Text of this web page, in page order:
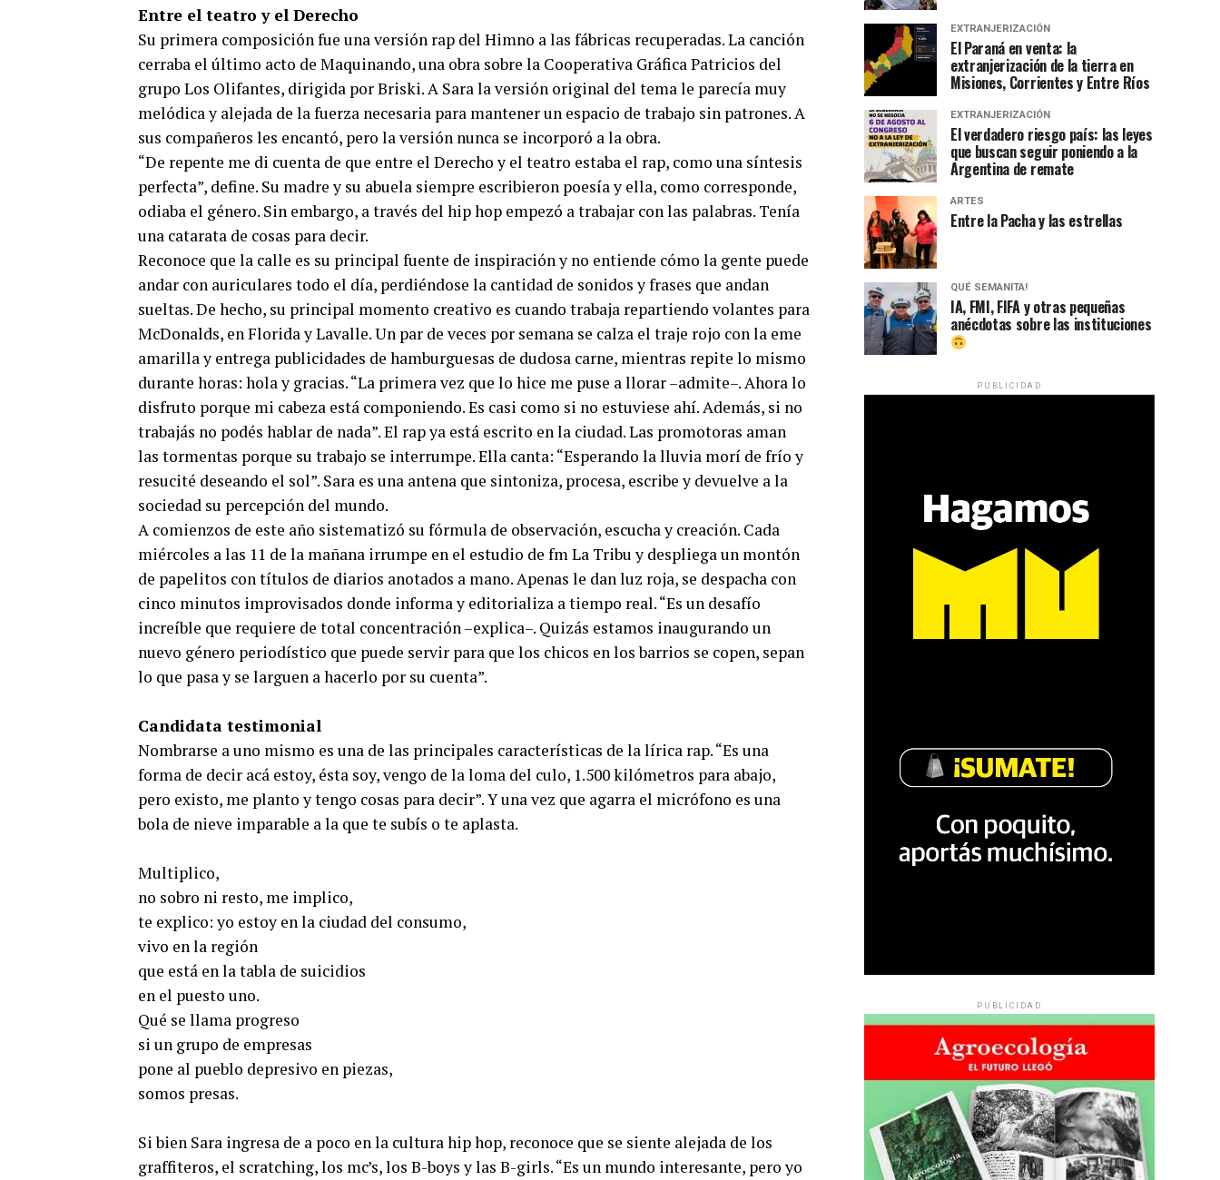
Entre el teatro y el Derecho
Su primera composición fue una versión rap del Himno a las fábricas recuperadas. La canción
cerraba el último acto de Maquinando, una obra sobre la Cooperativa Gráfica Patricios del
grupo Los Olifantes, dirigida por Briski. A Sara la versión original del tema le parecía muy
melódica y alejada de la fuerza necesaria para mantener un espacio de trabajo sin patrones. A
sus compañeros les encantó, pero la versión nunca se incorporó a la obra.
“De repente me di cuenta de que entre el Derecho y el teatro estaba el rap, como una síntesis
perfecta”, define. Su madre y su abuela siempre escribieron poesía y ella, como corresponde,
odiaba el género. Sin embargo, a través del hip hop empezó a trabajar con las palabras. Tenía
una catarata de cosas para decir.
Reconoce que la calle es su principal fuente de inspiración y no entiende cómo la gente puede
andar con auriculares todo el día, perdiéndose la cantidad de sonidos y frases que andan
sueltas. De hecho, su principal momento creativo es cuando trabaja repartiendo volantes para
McDonalds, en Florida y Lavalle. Un par de veces por semana se calza el traje rojo con la eme
amarilla y entrega publicidades de hamburguesas de dudosa carne, mientras repite lo mismo
durante horas: hola y gracias. “La primera vez que lo hice me puse a llorar –admite–. Ahora lo
disfruto porque mi cabeza está componiendo. Es casi como si no estuviese ahí. Además, si no
trabajás no podés hablar de nada”. El rap ya está escrito en la ciudad. Las promotoras aman
las tormentas porque su trabajo se interrumpe. Ella canta: “Esperando la lluvia morí de frío y
resucité deseando el sol”. Sara es una antena que sintoniza, procesa, escribe y devuelve a la
sociedad su percepción del mundo.
A comienzos de este año sistematizó su fórmula de observación, escucha y creación. Cada
miércoles a las 11 de la mañana irrumpe en el estudio de fm La Tribu y despliega un montón
de papelitos con títulos de diarios anotados a mano. Apenas le dan luz roja, se despacha con
cinco minutos improvisados donde informa y editorializa a tiempo real. “Es un desafío
increíble que requiere de total concentración –explica–. Quizás estamos inaugurando un
nuevo género periodístico que puede servir para que los chicos en los barrios se copen, sepan
lo que pasa y se larguen a hacerlo por su cuenta”.
Candidata testimonial
Nombrarse a uno mismo es una de las principales características de la lírica rap. “Es una
forma de decir acá estoy, ésta soy, vengo de la loma del culo, 1.500 kilómetros para abajo,
pero existo, me planto y tengo cosas para decir”. Y una vez que agarra el micrófono es una
bola de nieve imparable a la que te subís o te aplasta.
Multiplico,
no sobro ni resto, me implico,
te explico: yo estoy en la ciudad del consumo,
vivo en la región
que está en la tabla de suicidios
en el puesto uno.
Qué se llama progreso
si un grupo de empresas
pone al pueblo depresivo en piezas,
somos presas.
Si bien Sara ingresa de a poco en la cultura hip hop, reconoce que se siente alejada de los
graffiteros, el scratching, los mc’s, los B-boys y las B-girls. “Es un mundo interesante, pero yo
EXTRANJERIZACIÓN
El Paraná en venta: la
extranjerización de la tierra en
Misiones, Corrientes y Entre Ríos
EXTRANJERIZACIÓN
El verdadero riesgo país: las leyes
que buscan seguir poniendo a la
Argentina de remate
ARTES
Entre la Pacha y las estrellas
QUÉ SEMANITA!
IA, FMI, FIFA y otras pequeñas
anécdotas sobre las instituciones
PUBLICIDAD
PUBLICIDAD